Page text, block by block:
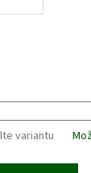
variantu